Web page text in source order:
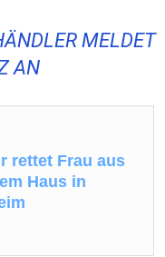
MELDET
AN
rettet Frau aus
Haus in